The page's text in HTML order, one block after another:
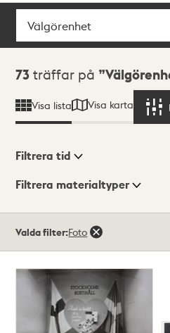
Sök
Sökresultat
73 träffar på
Visa lista Visa karta
Visningsläge
Filtrera tid
Filtrera materialtyper
träffar
Valda filter:Foto